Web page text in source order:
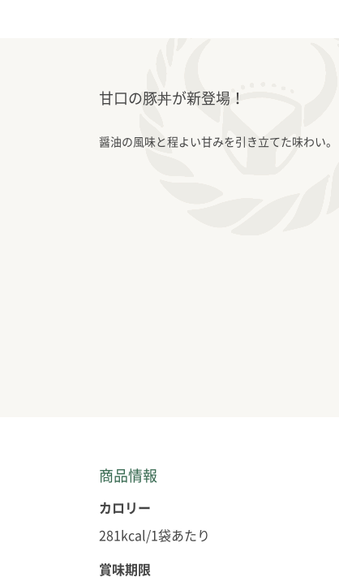
甘口の豚丼が新登場！
醤油の風味と程よい甘みを引き立てた味わい
商品情報
カロリー
281kcal/1袋あたり
賞味期限